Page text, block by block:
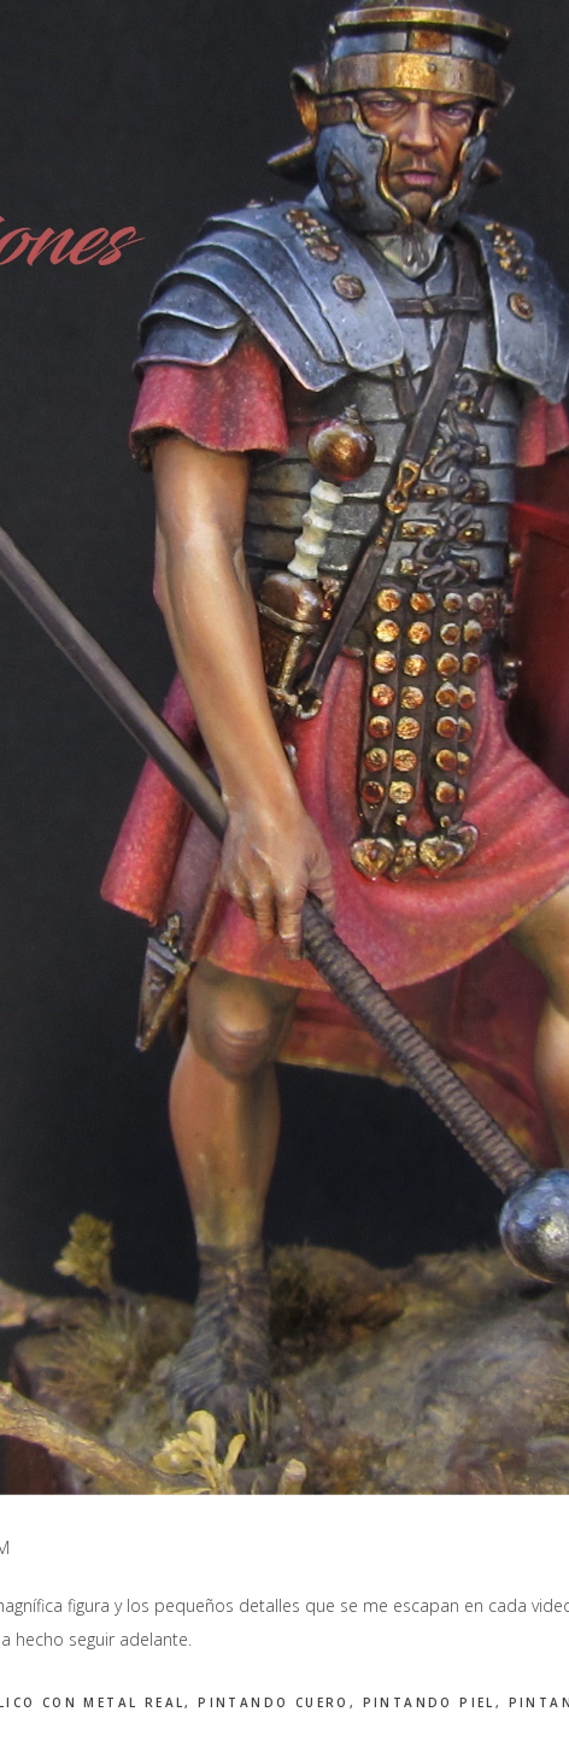
figura y los pequeños detalles que se me escapan en cada
hecho seguir adelante.
CON METAL REAL,PINTANDO CUERO , PINTANDO PIEL ,